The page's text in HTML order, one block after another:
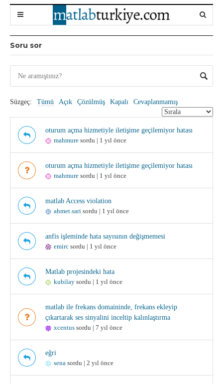
Soru sor
Süzgeç: Tümü Açık Çözülmüş Kapalı Cevaplanmamış
oturum açma hizmetiyle iletişime geçilemiyor hatası
mahmure sordu | 1 yıl önce
oturum açma hizmetiyle iletişime geçilemiyor hatası
mahmure sordu | 1 yıl önce
matlab Access violation
ahmet.sari sordu | 1 yıl önce
anfis işleminde hata sayısının değişmemesi
emirc sordu | 1 yıl önce
Matlab projesindeki hata
kubilay sordu | 1 yıl önce
matlab ile frekans domaininde, frekans ekleyip
çıkartarak ses sinyalini inceltip kalınlaştırma
xcentus sordu | 7 yıl önce
eğri
sena sordu | 2 yıl önce